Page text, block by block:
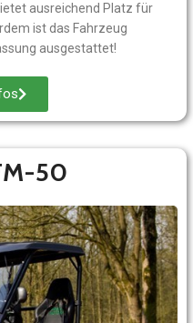
ausreichend Platz für
ist das Fahrzeug
ausgestattet!
50